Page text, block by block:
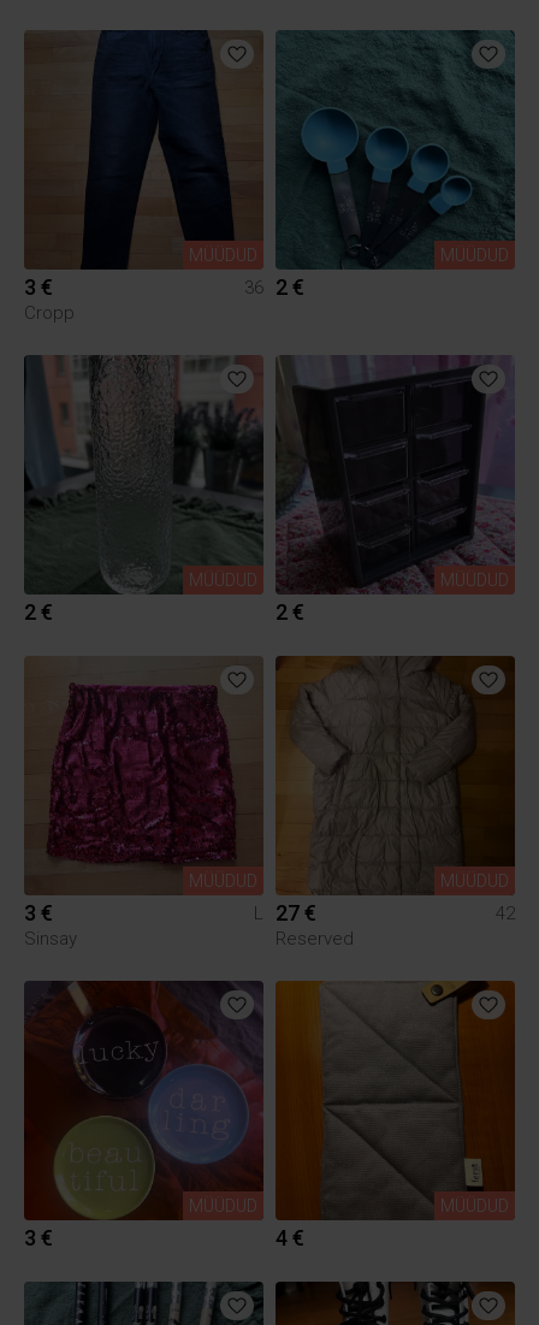
MÜÜDUD
3 €
36
Cropp
MÜÜDUD
2 €
MÜÜDUD
2 €
MÜÜDUD
2 €
MÜÜDUD
3 €
L
Sinsay
MÜÜDUD
27 €
42
Reserved
MÜÜDUD
3 €
MÜÜDUD
4 €